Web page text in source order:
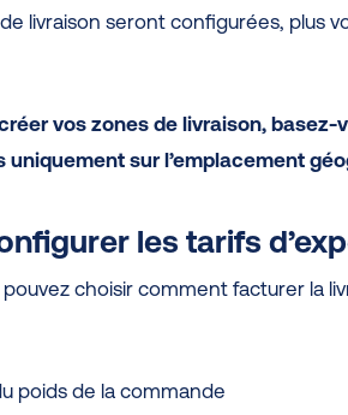
livraison seront configurées, plus
vos zones de livraison, basez-
uniquement sur l’emplacement
les tarifs
pouvez choisir comment facturer la
poids de la commande